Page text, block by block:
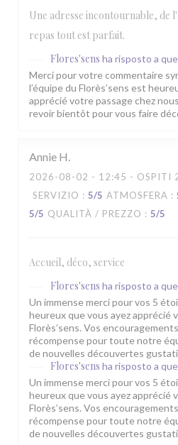
Une adresse incontournable, de
repas tout est parfait.
Flores'sens ha risposto a
Merci pour votre commentaire
l’équipe du Florès’sens est
apprécié votre passage chez
revoir bientôt pour vous faire
Annie H
2026-08-02 - 12:45 - OSPITI
SERVIZIO : 5/5 ATMOSFERA :
5/5 QUALITÀ / PREZZO : 5/5
Accueil, déco, service
Flores'sens ha risposto a
Un immense merci pour vos 5
heureux que vous ayez apprécié
Florès’sens. Vos
récompense pour toute notre
de nouvelles découvertes
Flores'sens ha risposto a
Un immense merci pour vos 5
heureux que vous ayez apprécié
Florès’sens. Vos
récompense pour toute notre
de nouvelles découvertes